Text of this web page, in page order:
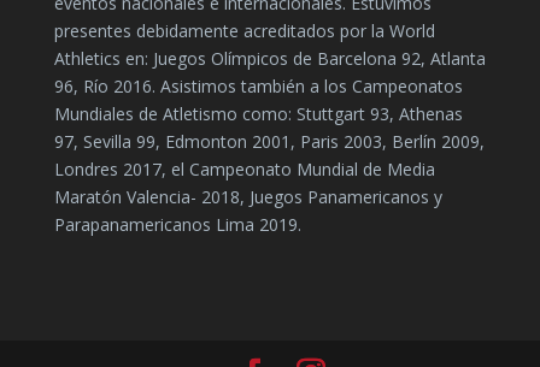
presentes debidamente acreditados por la World
Athletics en: Juegos Olímpicos de Barcelona 92, Atlanta
96, Río 2016. Asistimos también a los Campeonatos
Mundiales de Atletismo como: Stuttgart 93, Athenas
97, Sevilla 99, Edmonton 2001, Paris 2003, Berlín 2009,
Londres 2017, el Campeonato Mundial de Media
Maratón Valencia- 2018, Juegos Panamericanos y
Parapanamericanos Lima 2019.